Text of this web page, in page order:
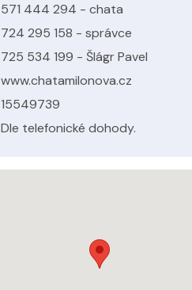
571 444 294 - chata
724 295 158 - správce
725 534 199 - Šlágr Pavel
www.chatamilonova.cz
15549739
Dle telefonické dohody.